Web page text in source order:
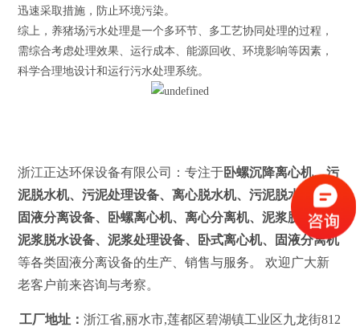
迅速采取措施，防止环境污染。
综上，养猪场污水处理是一个多环节、多工艺协同处理的过程，
需综合考虑处理效果、运行成本、能源回收、环境影响等因素，
科学合理地设计和运行污水处理系统。
浙江正达环保设备有限公司：专注于卧螺沉降离心机、污
泥脱水机、污泥处理设备、离心脱水机、污泥脱水设备、
固液分离设备、卧螺离心机、离心分离机、泥浆脱水机、
泥浆脱水设备、泥浆处理设备、卧式离心机、固液分离机
等各类固液分离设备的生产、销售与服务。 欢迎广大新
老客户前来咨询与考察。
工厂地址： 浙江省,丽水市,莲都区碧湖镇工业区九龙街812